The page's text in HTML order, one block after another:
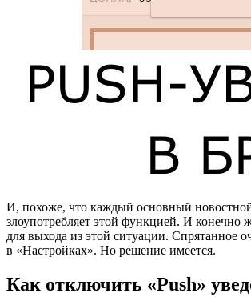
И, похоже, что каждый основный
злоупотребляет этой функцией. И конечно
для выхода из этой ситуации. Спрятанное
в «Настройках». Но решение имеется.
Как отключить «Push»